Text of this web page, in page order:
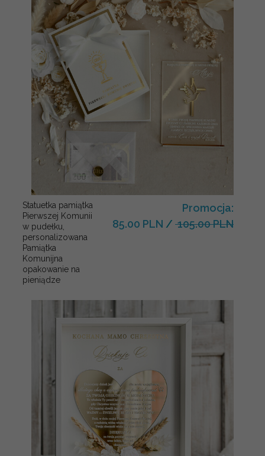
Statuetka pamiątka
Pierwszej Komunii
w pudełku,
personalizowana
Pamiątka
Komunijna
opakowanie na
pieniądze
Promocja:
85.00 PLN / 105.00 PLN